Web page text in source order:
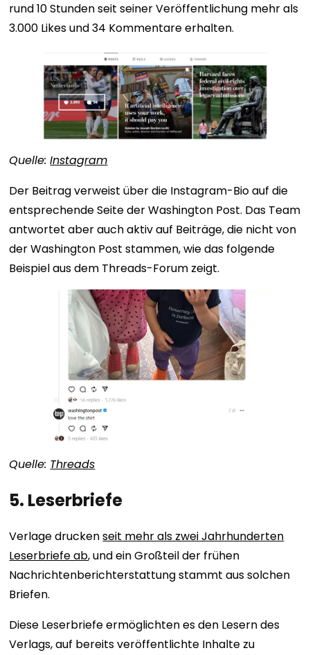
rund 10 Stunden seit seiner Veröffentlichung mehr als
3.000 Likes und 34 Kommentare erhalten.
Quelle:Instagram
Der Beitrag verweist über die Instagram-Bio auf die
entsprechende Seite der Washington Post. Das Team
antwortet aber auch aktiv auf Beiträge, die nicht von
der Washington Post stammen, wie das folgende
Beispiel aus dem Threads-Forum zeigt.
Quelle: Threads
5. Leserbriefe
Verlage druckenseit mehr als zwei Jahrhunderten
Leserbriefe ab, und ein Großteil der frühen
Nachrichtenberichterstattung stammt aus solchen
Briefen.
Diese Leserbriefe ermöglichten es den Lesern des
Verlags, auf bereits veröffentlichte Inhalte zu